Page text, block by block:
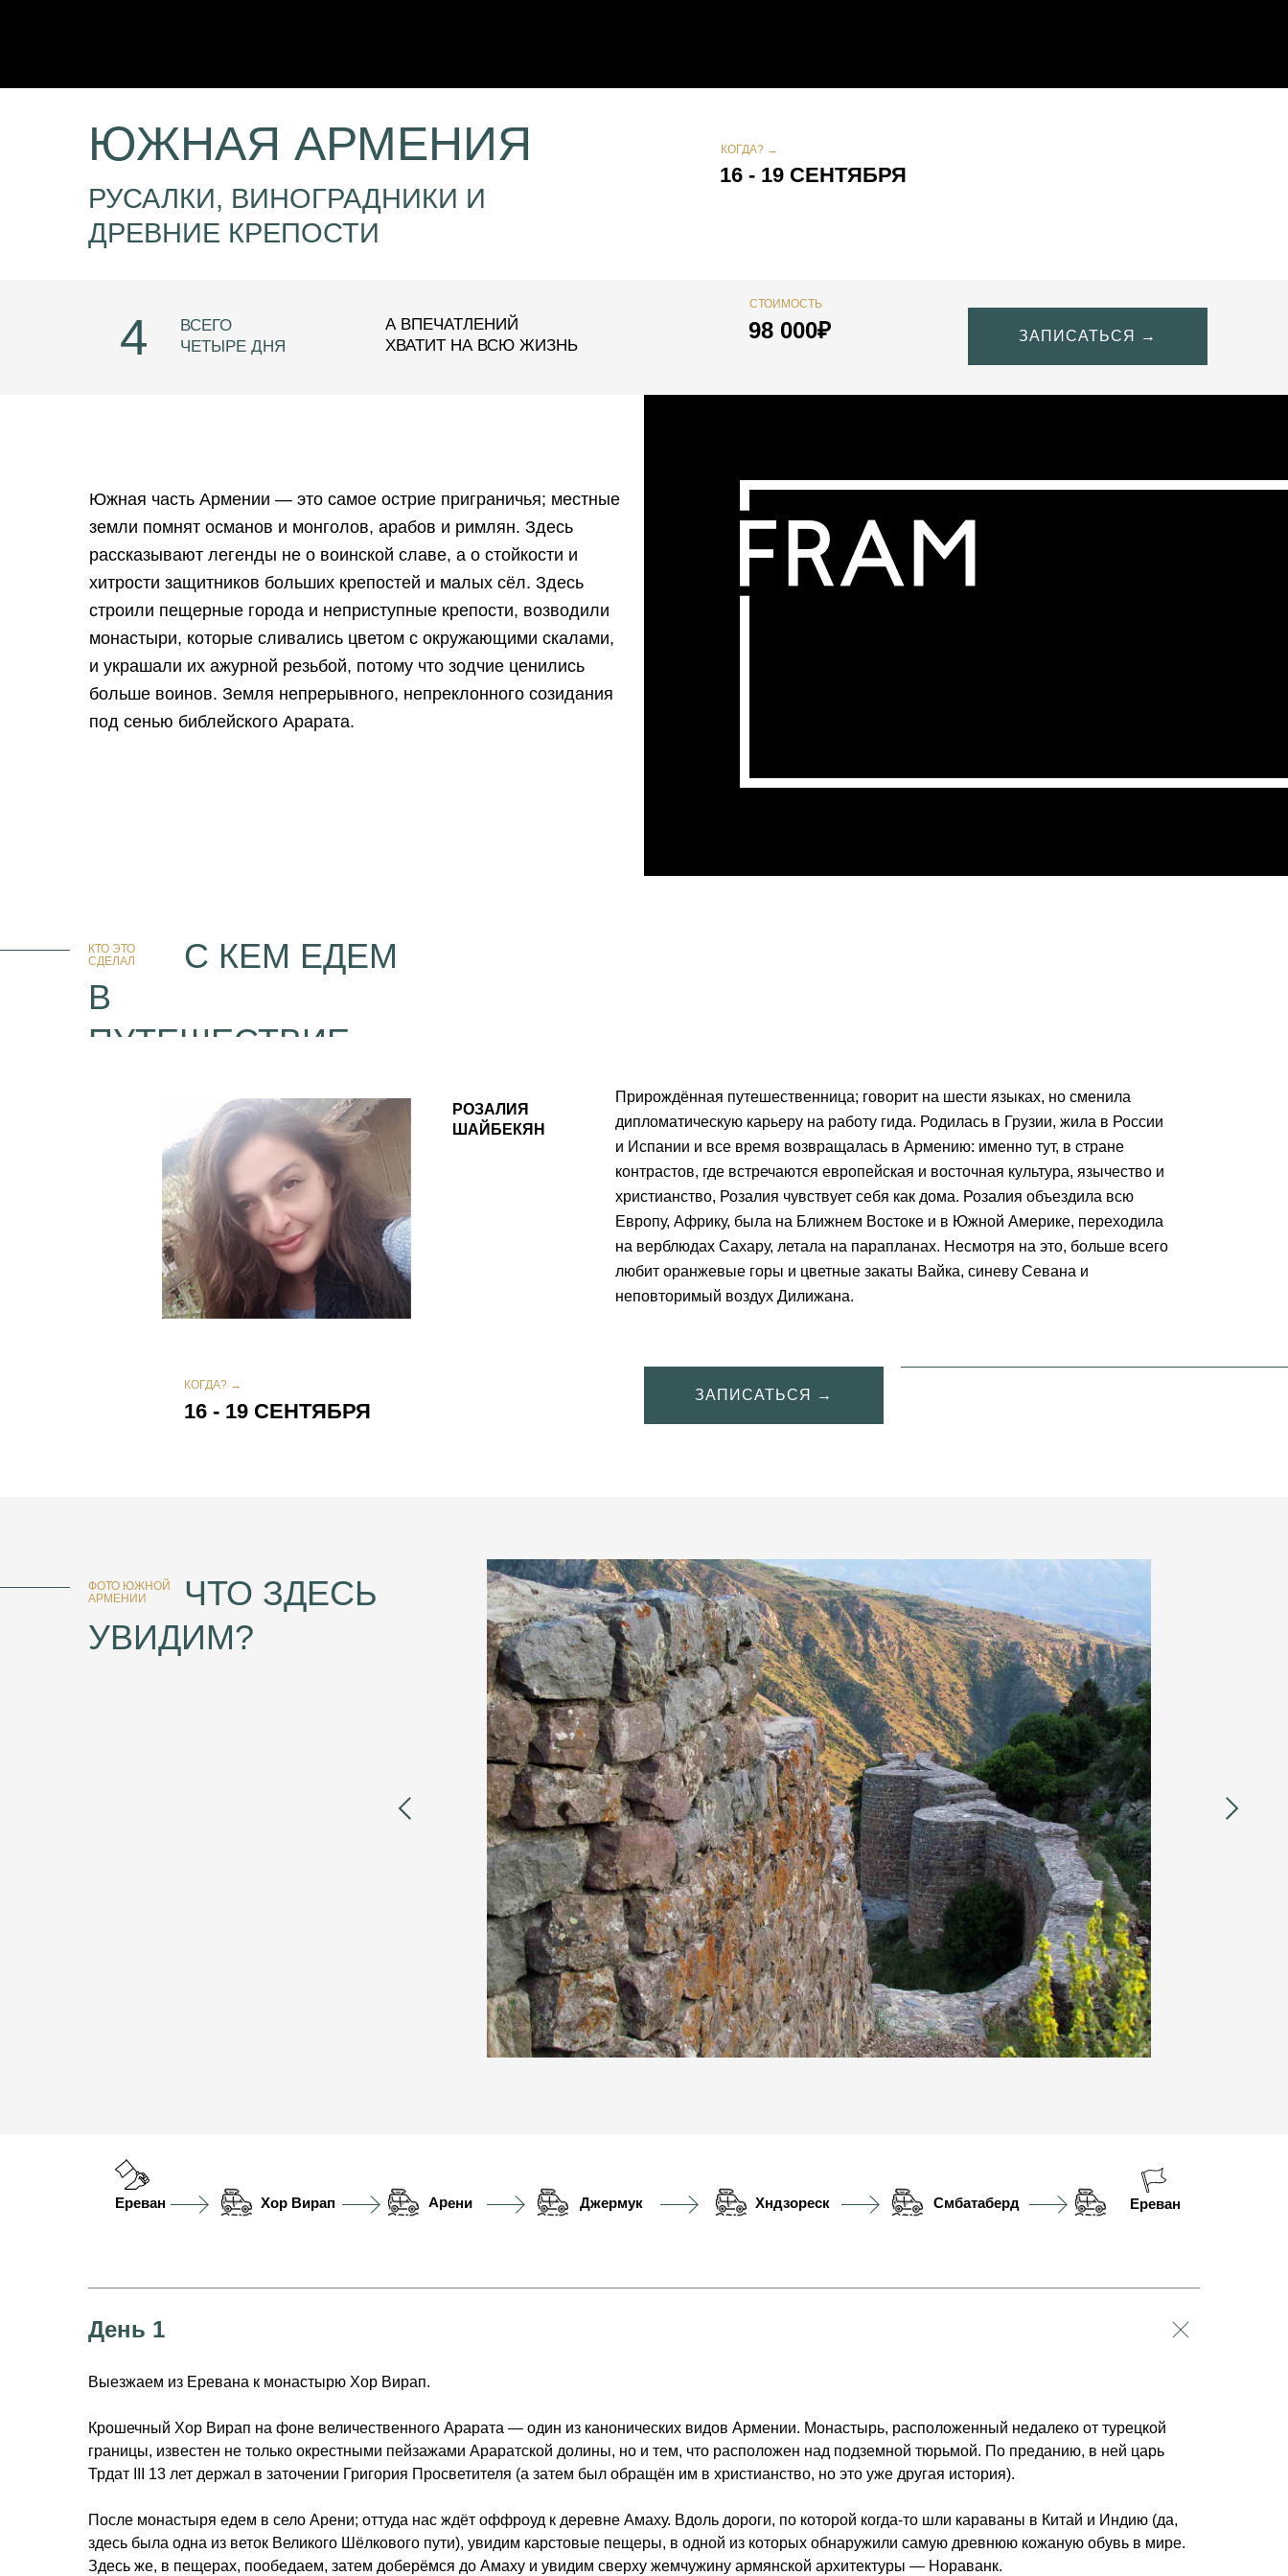
ЮЖНАЯ АРМЕНИЯ
16 - 19 СЕНТЯБРЯ
КОГДА? →
РУСАЛКИ, ВИНОГРАДНИКИ И
ДРЕВНИЕ КРЕПОСТИ
А ВПЕЧАТЛЕНИЙ
ХВАТИТ НА ВСЮ ЖИЗНЬ
4
ВСЕГО
ЧЕТЫРЕ ДНЯ
Южная часть Армении — это самое острие приграничья; местные
земли помнят османов и монголов, арабов и римлян. Здесь
рассказывают легенды не о воинской славе, а о стойкости и
хитрости защитников больших крепостей и малых сёл. Здесь
строили пещерные города и неприступные крепости, возводили
монастыри, которые сливались цветом с окружающими скалами,
и украшали их ажурной резьбой, потому что зодчие ценились
больше воинов. Земля непрерывного, непреклонного созидания
под сенью библейского Арарата.
98 000₽ ЗАПИСАТЬСЯ →
СТОИМОСТЬ
С КЕМ ЕДЕМ
В
ПУТЕШЕСТВИЕ
КТО ЭТО
СДЕЛАЛ
Прирождённая путешественница; говорит на шести языках, но сменила
дипломатическую карьеру на работу гида. Родилась в Грузии, жила в России
и Испании и все время возвращалась в Армению: именно тут, в стране
контрастов, где встречаются европейская и восточная культура, язычество и
христианство, Розалия чувствует себя как дома. Розалия объездила всю
Европу, Африку, была на Ближнем Востоке и в Южной Америке, переходила
на верблюдах Сахару, летала на парапланах. Несмотря на это, больше всего
любит оранжевые горы и цветные закаты Вайка, синеву Севана и
неповторимый воздух Дилижана.
РОЗАЛИЯ
ШАЙБЕКЯН
ЗАПИСАТЬСЯ →
16 - 19 СЕНТЯБРЯ
КОГДА? →
ЧТО ЗДЕСЬ
УВИДИМ?
ФОТО ЮЖНОЙ
АРМЕНИИ
Ереван Хор Вирап Арени Джермук Хндзореск Ереван
Смбатаберд
День 1
Выезжаем из Еревана к монастырю Хор Вирап.
Крошечный Хор Вирап на фоне величественного Арарата — один из канонических видов Армении. Монастырь, расположенный недалеко от турецкой
границы, известен не только окрестными пейзажами Араратской долины, но и тем, что расположен над подземной тюрьмой. По преданию, в ней царь
Трдат III 13 лет держал в заточении Григория Просветителя (а затем был обращён им в христианство, но это уже другая история).
После монастыря едем в село Арени; оттуда нас ждёт оффроуд к деревне Амаху. Вдоль дороги, по которой когда-то шли караваны в Китай и Индию (да,
здесь была одна из веток Великого Шёлкового пути), увидим карстовые пещеры, в одной из которых обнаружили самую древнюю кожаную обувь в мире.
Здесь же, в пещерах, пообедаем, затем доберёмся до Амаху и увидим сверху жемчужину армянской архитектуры — Нораванк.